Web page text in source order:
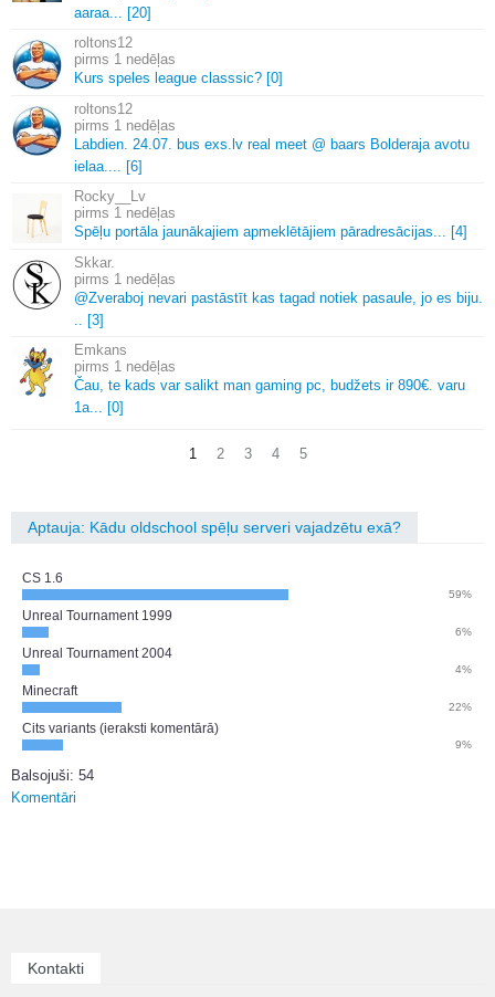
aaraa.
[20]
roltons12
1 nedēļas
Kurs speles league classsic? [0]
roltons12
1 nedēļas
Labdien. 24. 07. bus exs. lv real meet @ baars Bolderaja avotu
ielaa.
[6]
Rocky__Lv
1 nedēļas
Spēļu portāla jaunākajiem apmeklētājiem pāradresācijas.
[4]
Skkar.
1 nedēļas
@Zveraboj nevari pastāstīt kas tagad notiek pasaule, jo es biju.
[3]
Emkans
1 nedēļas
Čau, te kads var salikt man gaming pc, budžets ir 890€. varu
1a.
[0]
1 2 3 4 5
Aptauja: Kādu oldschool spēļu serveri vajadzētu exā?
CS 1.6
59%
Unreal Tournament 1999
6%
Unreal Tournament 2004
4%
Minecraft
22%
Cits variants (ieraksti komentārā)
9%
Balsojuši: 54
Komentāri
Kontakti